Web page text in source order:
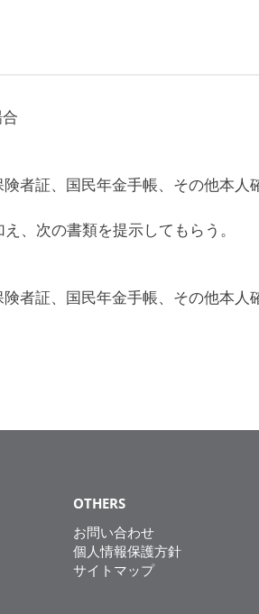
者証、国民年金手帳、その他本人
、次の書類を提示してもらう。
者証、国民年金手帳、その他本人
OTHERS
お問い合わせ
個人情報保護方針
サイトマップ